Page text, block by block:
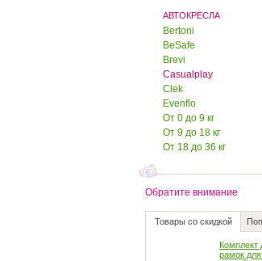
АВТОКРЕСЛА
Bertoni
BeSafe
Brevi
Casualplay
Clek
Evenflo
От 0 до 9 кг
От 9 до 18 кг
От 18 до 36 кг
Обратите внимание
Товары со скидкой
1700.00
900.00
Комплект
"Синий"